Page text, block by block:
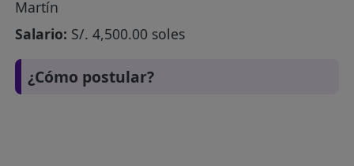
Martín
Salario: S/. 4,500.00 soles
¿Cómo postular?